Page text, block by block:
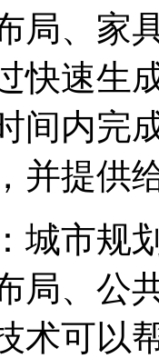
局、家
快速生
间内完
并提供
城市规
局、公
术可以